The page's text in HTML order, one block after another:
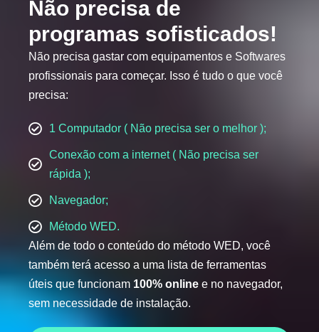
Não precisa de
programas sofisticados!
Não precisa gastar com equipamentos e Softwares
profissionais para começar. Isso é tudo o que você
precisa:
1 Computador ( Não precisa ser o melhor );
Conexão com a internet ( Não precisa ser
rápida );
Navegador;
Método WED.
Além de todo o conteúdo do método WED, você
também terá acesso a uma lista de ferramentas
úteis que funcionam 100% online e no navegador,
sem necessidade de instalação.